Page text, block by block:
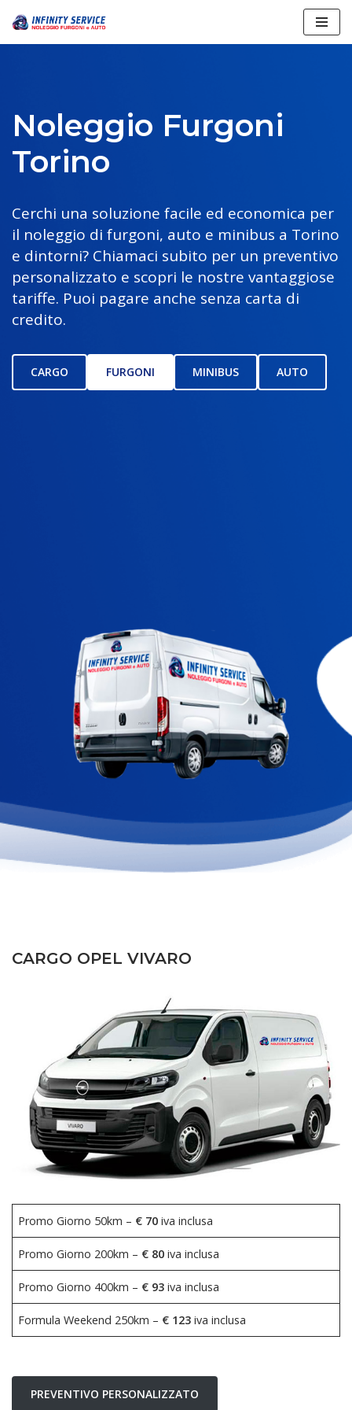
Vai
Noleggio Furgoni
Torino
Cerchi una soluzione facile ed economica per
il noleggio di furgoni, auto e minibus a Torino
e dintorni? Chiamaci subito per un preventivo
personalizzato e scopri le nostre vantaggiose
tariffe. Puoi pagare anche senza carta di
credito.
CARGO FURGONI MINIBUS AUTO
CARGO OPEL VIVARO
Promo Giorno 50km – € 70iva inclusa
Promo Giorno 200km – € 80iva inclusa
Promo Giorno 400km – € 93 iva inclusa
Formula Weekend 250km – € 123 iva inclusa
PREVENTIVO PERSONALIZZATO